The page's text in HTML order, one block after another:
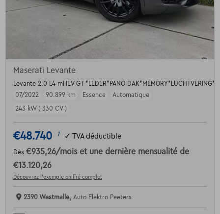
Maserati Levante
Levante 2.0 L4 mHEV GT *LEDER*PANO DAK*MEMORY*LUCHTVERING*
07/2022
90.899 km Essence
Automatique
243 kW ( 330 CV )
€48.740 1 ✓ TVA déductible
Dès €935,26/mois et une dernière mensualité de
€13.120,26
Découvrez l’exemple chiffré complet
2390 Westmalle, Auto Elektro Peeters